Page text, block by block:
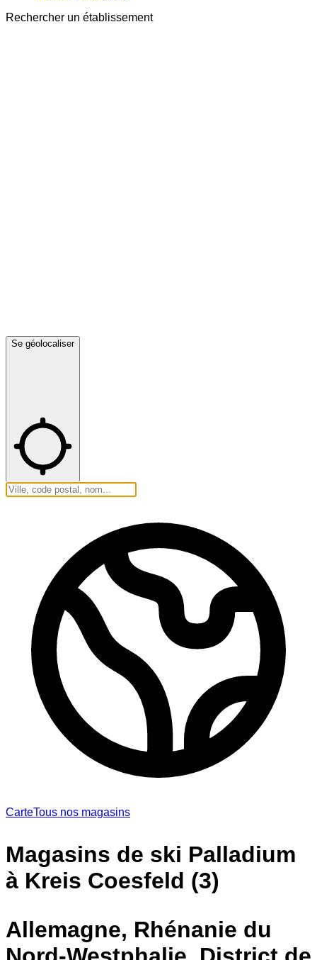
Rechercher un établissement
Se géolocaliser
CarteTous nos magasins
Magasins de ski Palladium
à Kreis Coesfeld (3)
Allemagne, Rhénanie du